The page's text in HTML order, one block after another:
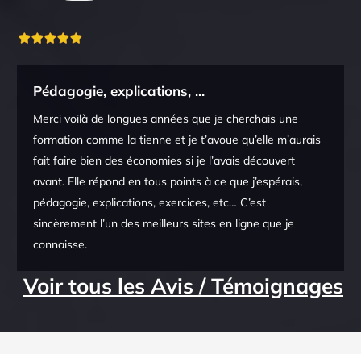
Pédagogie, explications, ...
Merci voilà de longues années que je cherchais une
formation comme la tienne et je t’avoue qu’elle m’aurais
fait faire bien des économies si je l’avais découvert
avant. Elle répond en tous points à ce que j’espérais,
pédagogie, explications, exercices, etc… C’est
sincèrement l’un des meilleurs sites en ligne que je
connaisse.
Voir tous les Avis / Témoignages